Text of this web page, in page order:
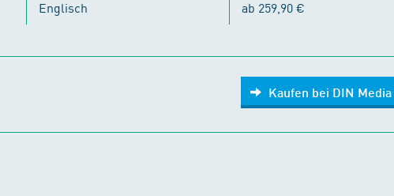
Englisch ab 259,90 €
Kaufen bei DIN Media